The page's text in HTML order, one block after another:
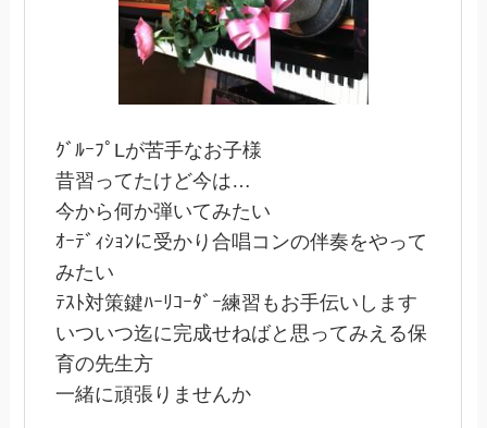
ｸﾞﾙｰﾌﾟLが苦手なお子様
昔習ってたけど今は…
今から何か弾いてみたい
ｵｰﾃﾞｨｼｮﾝに受かり合唱コンの伴奏をやって
みたい
ﾃｽﾄ対策鍵ﾊｰﾘｺｰﾀﾞｰ練習もお手伝いします
いついつ迄に完成せねばと思ってみえる保
育の先生方
一緒に頑張りませんか